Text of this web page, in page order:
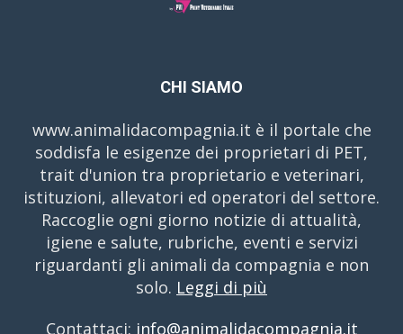
CHI SIAMO
www.animalidacompagnia.it è il portale che
soddisfa le esigenze dei proprietari di PET,
trait d'union tra proprietario e veterinari,
istituzioni, allevatori ed operatori del settore.
Raccoglie ogni giorno notizie di attualità,
igiene e salute, rubriche, eventi e servizi
riguardanti gli animali da compagnia e non
solo. Leggi di più
Contattaci: info@animalidacompagnia.it